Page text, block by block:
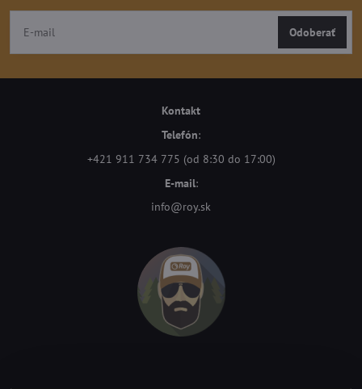
Odoberať
Kontakt
Telefón:
+421 911 734 775 (od 8:30 do 17:00)
E-mail:
info@roy.sk